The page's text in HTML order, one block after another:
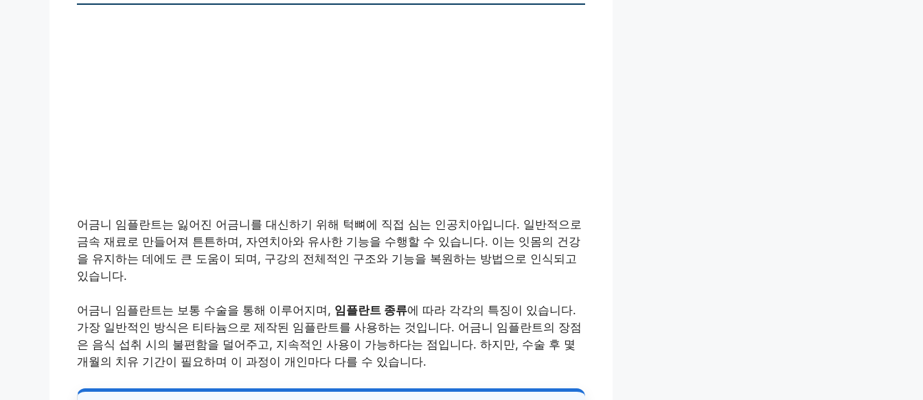
어금니 임플란트는 잃어진 어금니를 대신하기 위해 턱뼈에 직접 심는 인공치아입니다. 일반적으로
금속 재료로 만들어져 튼튼하며, 자연치아와 유사한 기능을 수행할 수 있습니다. 이는 잇몸의 건강
을 유지하는 데에도 큰 도움이 되며, 구강의 전체적인 구조와 기능을 복원하는 방법으로 인식되고
있습니다.
어금니 임플란트는 보통 수술을 통해 이루어지며, 임플란트 종류에 따라 각각의 특징이 있습니다.
가장 일반적인 방식은 티타늄으로 제작된 임플란트를 사용하는 것입니다. 어금니 임플란트의 장점
은 음식 섭취 시의 불편함을 덜어주고, 지속적인 사용이 가능하다는 점입니다. 하지만, 수술 후 몇
개월의 치유 기간이 필요하며 이 과정이 개인마다 다를 수 있습니다.